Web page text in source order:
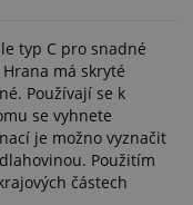
typ C pro snadné
má skryté
Používají se k
se vyhnete
je možno vyznačit
Použitím
částech